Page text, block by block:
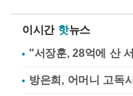
이시간 핫뉴스
"서장훈, 28억에 산
방은희, 어머니 고독